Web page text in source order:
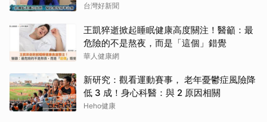
台灣好新聞
王凱猝逝掀起睡眠健康高度關注！醫籲：最
危險的不是熬夜，而是「這個」錯覺
華人健康網
新研究：觀看運動賽事， 老年憂鬱症風險降
低 3 成！身心科醫：與 2 原因相關
Heho健康